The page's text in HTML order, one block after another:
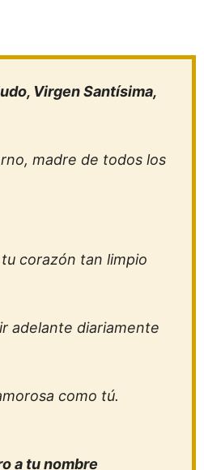
Virgen Santísima,
madre de todos los
corazón tan limpio
adelante diariamente
como tú.
a tu nombre